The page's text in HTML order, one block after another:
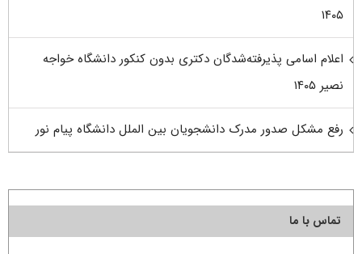
۱۴۰۵
اعلام اسامی پذیرفته‌شدگان دکتری بدون کنکور دانشگاه خواجه
نصیر ۱۴۰۵
رفع مشکل صدور مدرک دانشجویان بین الملل دانشگاه پیام نور
تماس با ما